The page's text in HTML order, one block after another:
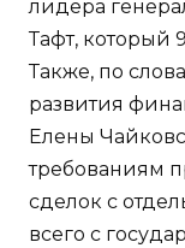
лидера
Тафт, который
Также, по
развития
Елены
требованиям
сделок с
всего с